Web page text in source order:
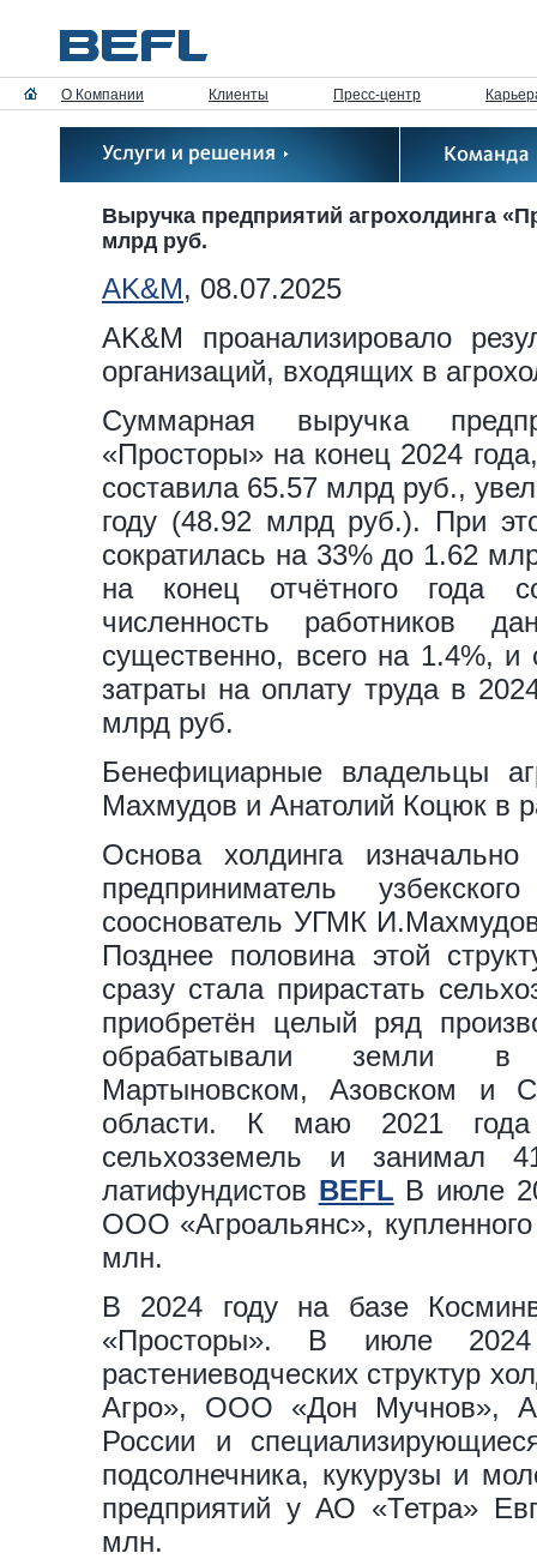
О Компании Клиенты Пресс-центр
Выручка предприятий агрохолдинга
млрд руб.
AK&M, 08.07.2025
AK&M проанализировало
организаций, входящих в
Суммарная выручка
«Просторы» на конец 2024
составила 65.57 млрд руб.,
году (48.92 млрд руб.). При
сократилась на 33% до 1.62
на конец отчётного года
численность работников
существенно, всего на 1.4%,
затраты на оплату труда в
млрд руб.
Бенефициарные владельцы
Махмудов и Анатолий Коцюк в
Основа холдинга
предприниматель
сооснователь УГМК
Позднее половина этой
сразу стала прирастать
приобретён целый ряд
обрабатывали земли в
Мартыновском, Азовском и
области. К маю 2021
сельхозземель и
латифундистов BEFL В июле
ООО «Агроальянс»,
млн.
В 2024 году на базе
«Просторы». В июле
растениеводческих структур
Агро», ООО «Дон Мучнов»,
России и
подсолнечника, кукурузы и
предприятий у АО «Тетра»
млн.